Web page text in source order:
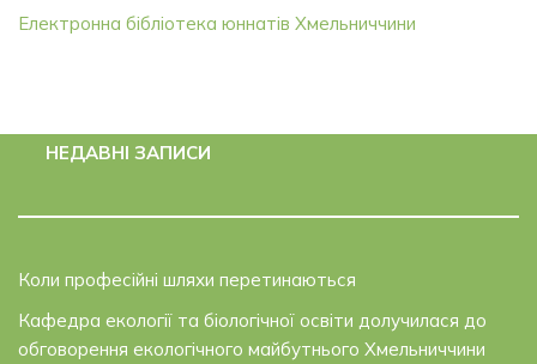
Електронна бібліотека юннатів Хмельниччини
НЕДАВНІ ЗАПИСИ
Коли професійні шляхи перетинаються
Кафедра екології та біологічної освіти долучилася до
обговорення екологічного майбутнього Хмельниччини